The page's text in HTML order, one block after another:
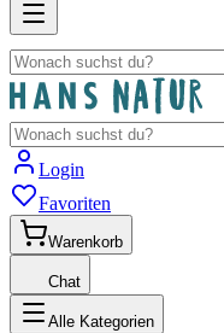
Login
Favoriten
Warenkorb
Chat
Alle Kategorien